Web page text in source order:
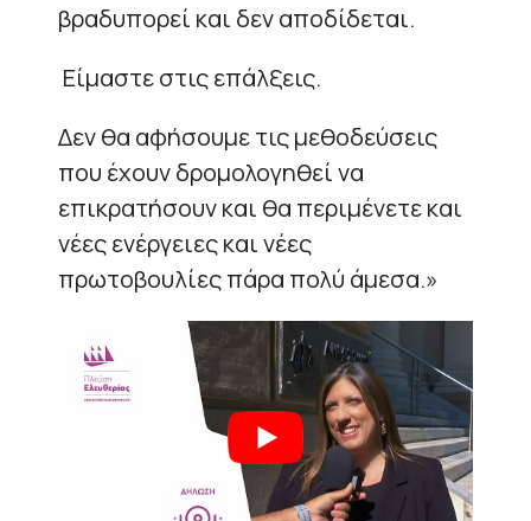
βραδυπορεί και δεν αποδίδεται.
Είμαστε στις επάλξεις.
Δεν θα αφήσουμε τις μεθοδεύσεις
που έχουν δρομολογηθεί να
επικρατήσουν και θα περιμένετε και
νέες ενέργειες και νέες
πρωτοβουλίες πάρα πολύ άμεσα.»